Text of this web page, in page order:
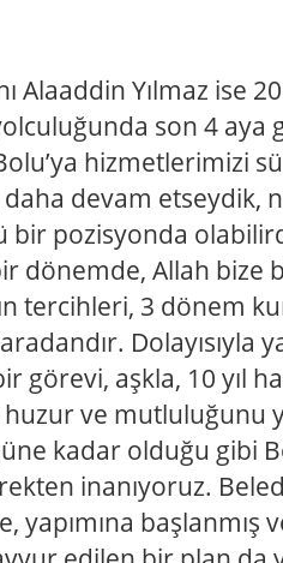
Alaaddin Yılmaz ise
son 4
hizmetlerimizi
devam etseydik,
bir pozisyonda
dönemde, Allah bize
tercihleri, 3 dönem
Dolayısıyla
aşkla, 10 yıl
ve mutluluğunu
kadar olduğu gibi
inanıyoruz.
yapımına başlanmış